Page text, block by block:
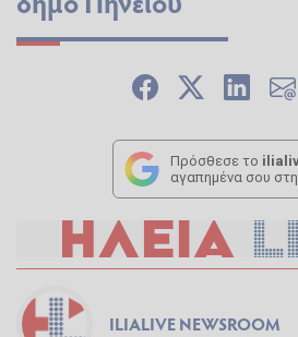
Πρόσθεσε το
αγαπημένα σου
ILIALIVE NEWSROOM